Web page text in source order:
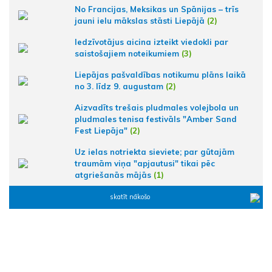
No Francijas, Meksikas un Spānijas – trīs
jauni ielu mākslas stāsti Liepājā (2)
Iedzīvotājus aicina izteikt viedokli par
saistošajiem noteikumiem (3)
Liepājas pašvaldības notikumu plāns laikā
no 3. līdz 9. augustam (2)
Aizvadīts trešais pludmales volejbola un
pludmales tenisa festivāls "Amber Sand
Fest Liepāja" (2)
Uz ielas notriekta sieviete; par gūtajām
traumām viņa "apjautusi" tikai pēc
atgriešanās mājās (1)
skatīt nākošo